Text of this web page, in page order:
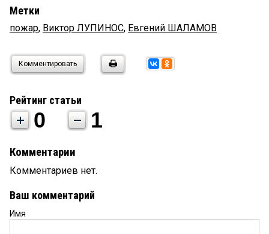
Метки
пожар, Виктор ЛУПИНОС, Евгений ШАЛАМОВ
Комментировать
Рейтинг статьи
0 1
Комментарии
Комментариев нет.
Ваш комментарий
Имя